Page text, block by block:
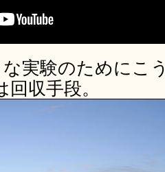
な実験のためにこ
収手段。